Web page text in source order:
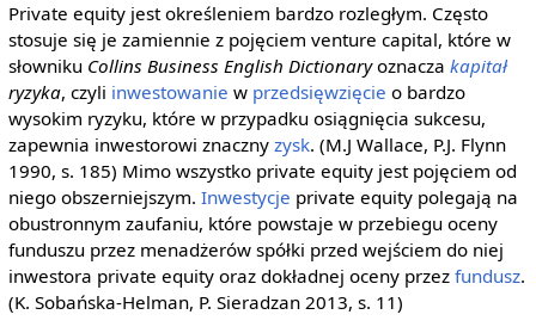
Private equity jest określeniem bardzo rozległym. Często
stosuje się je zamiennie z pojęciem venture capital, które w
słowniku Collins Business English Dictionaryoznacza kapitał
ryzyka, czyli inwestowanie w przedsięwzięcie o bardzo
wysokim ryzyku, które w przypadku osiągnięcia sukcesu,
zapewnia inwestorowi znaczny zysk. (M.J Wallace, P.J. Flynn
1990, s. 185) Mimo wszystko private equity jest pojęciem od
niego obszerniejszym. Inwestycje private equity polegają na
obustronnym zaufaniu, które powstaje w przebiegu oceny
funduszu przez menadżerów spółki przed wejściem do niej
inwestora private equity oraz dokładnej oceny przez fundusz.
(K. Sobańska-Helman, P. Sieradzan 2013, s. 11)